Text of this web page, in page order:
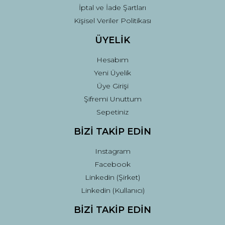
İptal ve İade Şartları
Kişisel Veriler Politikası
ÜYELİK
Hesabım
Yeni Üyelik
Üye Girişi
Şifremi Unuttum
Sepetiniz
BİZİ TAKİP EDİN
Instagram
Facebook
Linkedin (Şirket)
Linkedin (Kullanıcı)
BİZİ TAKİP EDİN